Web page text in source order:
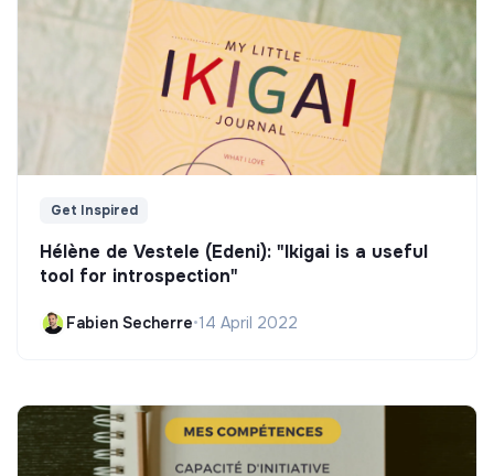
Get Inspired
Hélène de Vestele (Edeni): "Ikigai is a useful
tool for introspection"
Fabien Secherre•14 April 2022